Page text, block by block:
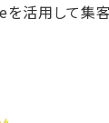
活用して集客